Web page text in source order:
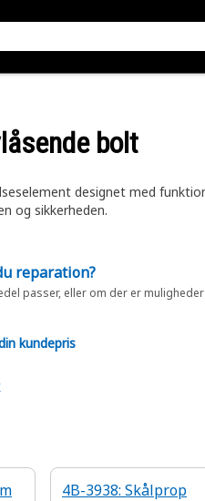
bolt
designet med
og sikkerheden.
reparation?
passer, eller om der er
kundepris
4B-3938: Skålprop